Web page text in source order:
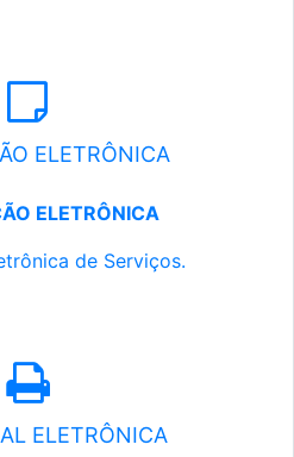
ELETRÔNICA
ELETRÔNICA
de Serviços.
ELETRÔNICA